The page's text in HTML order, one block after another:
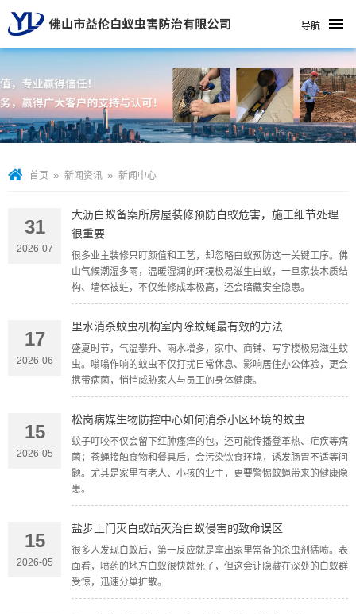
导航
首页 » 新闻资讯 » 新闻中心
31
2026-07
大沥白蚁备案所房屋装修预防白蚁危害，施工细节处理
很重要
很多业主装修只盯颜值和工艺，却忽略白蚁预防这一关键工序。佛
山气候潮湿多雨，温暖湿润的环境极易滋生白蚁，一旦家装木质结
构、墙体被蛀，不仅维修成本极高，还会暗藏安全隐患。
17
2026-06
里水消杀蚊虫机构室内除蚊蝇最有效的方法
盛夏时节，气温攀升、雨水增多，家中、商铺、写字楼极易滋生蚊
虫。嗡嗡作响的蚊虫不仅打扰日常休息、影响居住办公体验，更会
携带病菌，悄悄威胁家人与员工的身体健康。
15
2026-05
松岗病媒生物防控中心如何消杀小区环境的蚊虫
蚊子叮咬不仅会留下红肿瘙痒的包，还可能传播登革热、疟疾等病
菌；苍蝇接触食物和餐具后，会污染饮食环境，诱发肠胃不适等问
题。尤其是家里有老人、小孩的业主，更要警惕蚊蝇带来的健康隐
患。
15
2026-05
盐步上门灭白蚁站灭治白蚁侵害的致命误区
很多人发现白蚁后，第一反应就是拿出家里常备的杀虫剂猛喷。表
面看，喷药的地方白蚁很快就死了，但这会让隐藏在深处的白蚁群
受惊，迅速分巢扩散。